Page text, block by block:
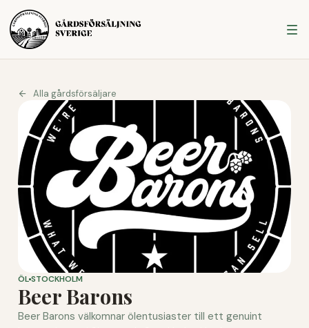
Alla gårdsförsäljare
ÖLSTOCKHOLM
Beer Barons
Beer Barons välkomnar ölentusiaster till ett genuint